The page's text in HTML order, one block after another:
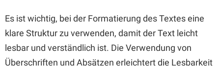
Es ist wichtig, bei der Formatierung des Textes eine
klare Struktur zu verwenden, damit der Text leicht
lesbar und verständlich ist. Die Verwendung von
Überschriften und Absätzen erleichtert die Lesbarkeit